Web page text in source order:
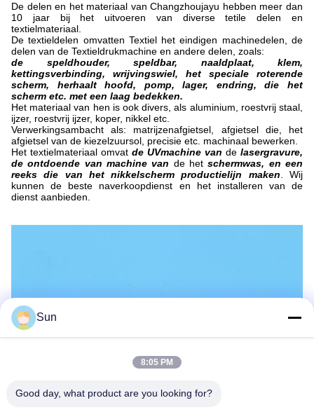
De delen en het materiaal van Changzhoujayu hebben meer dan
10 jaar bij het uitvoeren van diverse tetile delen en
textielmateriaal.
De textieldelen omvatten Textiel het eindigen machinedelen, de
delen van de Textieldrukmachine en andere delen, zoals:
de speldhouder, speldbar, naaldplaat, klem,
kettingsverbinding, wrijvingswiel, het speciale roterende
scherm, herhaalt hoofd, pomp, lager, endring, die het
scherm etc. met een laag bedekken.
Het materiaal van hen is ook divers, als aluminium, roestvrij staal,
ijzer, roestvrij ijzer, koper, nikkel etc.
Verwerkingsambacht als: matrijzenafgietsel, afgietsel die, het
afgietsel van de kiezelzuursol, precisie etc. machinaal bewerken.
Het textielmateriaal omvat de UVmachine van de lasergravure,
de ontdoende van machine van de hetschermwas, en een
reeks die van het nikkelscherm productielijn maken. Wij
kunnen de beste naverkoopdienst en het installeren van de
dienst aanbieden.
Sun
8:05 PM
Good day, what product are you looking for?